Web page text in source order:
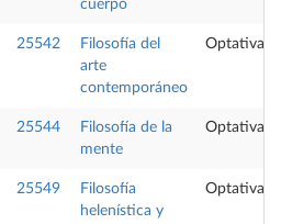
cuerpo
25542
Filosofía del
arte
contemporáneo
Optativa
25544
Filosofía de la
mente
Optativa
25549
Filosofía
helenística y
Optativa